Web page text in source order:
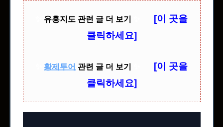
유흥지도 관련 글 더 보기
[이 곳을
클릭하세요]
황제투어 관련 글 더 보기
[이 곳을
클릭하세요]